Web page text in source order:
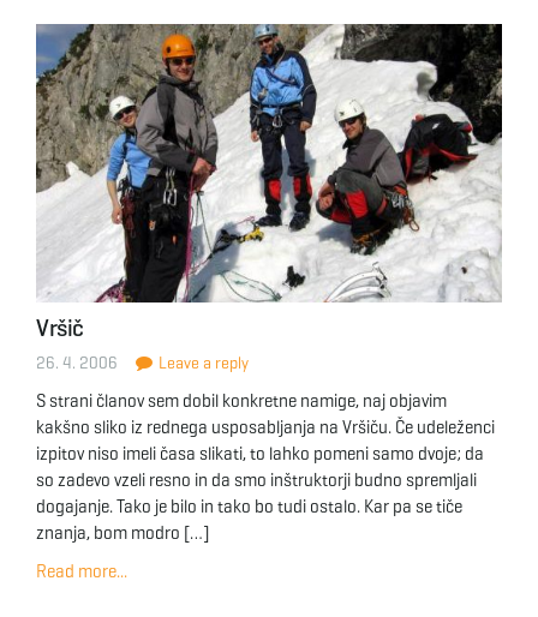
Vršič
26. 4. 2006 Leave a reply
S strani članov sem dobil konkretne namige, naj objavim
kakšno sliko iz rednega usposabljanja na Vršiču. Če udeleženci
izpitov niso imeli časa slikati, to lahko pomeni samo dvoje; da
so zadevo vzeli resno in da smo inštruktorji budno spremljali
dogajanje. Tako je bilo in tako bo tudi ostalo. Kar pa se tiče
znanja, bom modro […]
Read more...